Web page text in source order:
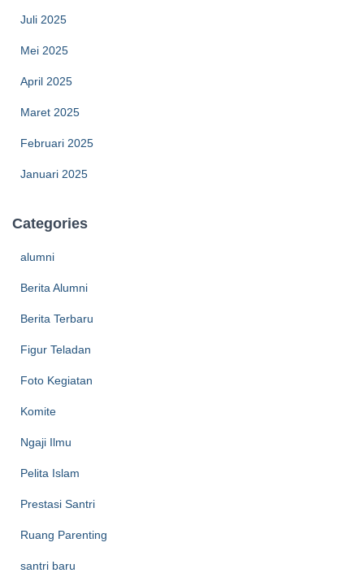
Juli 2025
Mei 2025
April 2025
Maret 2025
Februari 2025
Januari 2025
Categories
alumni
Berita Alumni
Berita Terbaru
Figur Teladan
Foto Kegiatan
Komite
Ngaji Ilmu
Pelita Islam
Prestasi Santri
Ruang Parenting
santri baru